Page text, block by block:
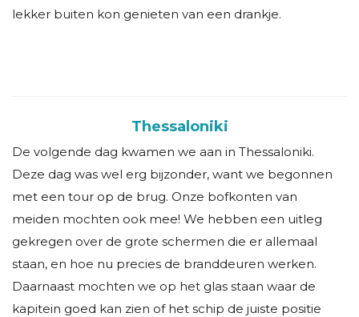
lekker buiten kon genieten van een drankje.
Thessaloniki
De volgende dag kwamen we aan in Thessaloniki.
Deze dag was wel erg bijzonder, want we begonnen
met een tour op de brug. Onze bofkonten van
meiden mochten ook mee! We hebben een uitleg
gekregen over de grote schermen die er allemaal
staan, en hoe nu precies de branddeuren werken.
Daarnaast mochten we op het glas staan waar de
kapitein goed kan zien of het schip de juiste positie